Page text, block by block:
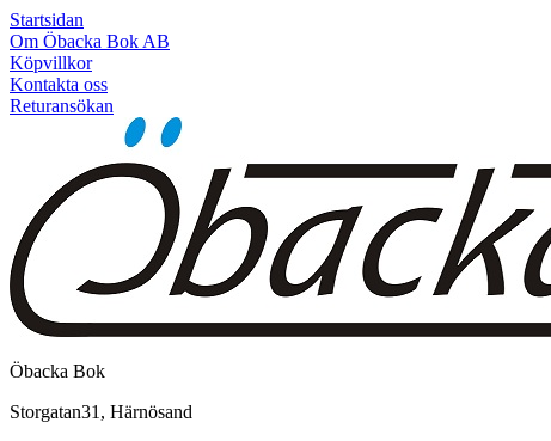
Startsidan
Om Öbacka Bok AB
Köpvillkor
Kontakta oss
Returansökan
Öbacka Bok
Storgatan31, Härnösand